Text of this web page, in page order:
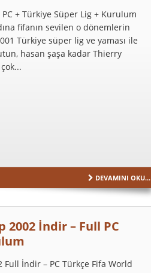
+ Türkiye Süper Lig + Kurulum
fifanın sevilen o dönemlerin
Türkiye süper lig ve yaması ile
hasan şaşa kadar Thierry
DEVAMINI OKU...
2002 İndir – Full PC
Full İndir – PC Türkçe Fifa World